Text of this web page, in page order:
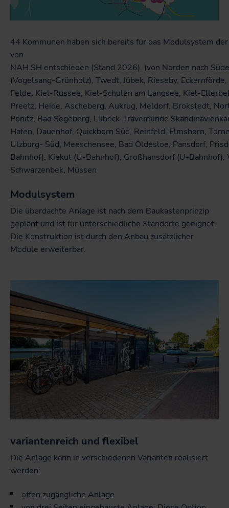
44 Kommunen haben sich bereits für das Modulsystem
von
NAH.SH entschieden (Stand 2026). (von Norden nach
(Vogelsang-Grünholz), Twedt, Jübek, Rieseby,
Felde, Kiel-Russee, Kiel-Schulen am Langsee, Kiel-
Preetz, Heide, Ascheberg, Aukrug, Meldorf, Brokstedt,
Pönitz, Bad Segeberg, Lübeck-Travemünde
Hafen, Dauenhof, Quickborn Süd, Reinfeld, Elmshorn,
Ulzburg- Süd, Meeschensee, Bad Oldesloe, Pansdorf,
Bahnhof), Kiekut (U-Bahnhof), Großhansdorf (U-
Schwarzenbek, Müssen
Modulsystem
Die überdachte Anlage ist nach dem Baukastenprinzip
geplant und ist für unterschiedliche Standorte geeignet.
Die Konstruktion ist durch den Anbau zusätzlicher
Module erweiterbar.
variantenreich und flexibel
Die Anlage kann in verschiedenen Varianten realisiert
werden:
offen zugängliche Anlage